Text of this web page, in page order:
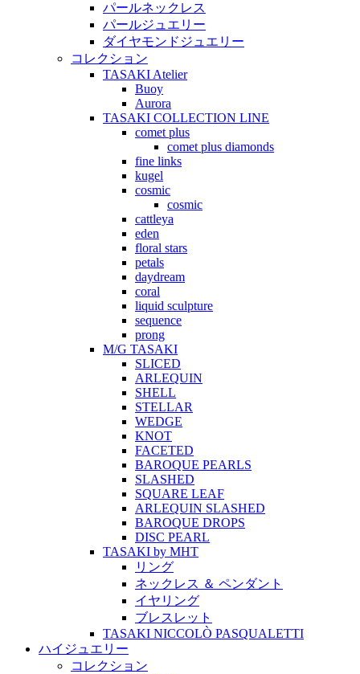
パールネックレス
パールジュエリー
ダイヤモンドジュエリー
コレクション
TASAKI Atelier
Buoy
Aurora
TASAKI COLLECTION LINE
comet plus
comet plus diamonds
fine links
kugel
cosmic
cosmic
cattleya
eden
floral stars
petals
daydream
coral
liquid sculpture
sequence
prong
M/G TASAKI
SLICED
ARLEQUIN
SHELL
STELLAR
WEDGE
KNOT
FACETED
BAROQUE PEARLS
SLASHED
SQUARE LEAF
ARLEQUIN SLASHED
BAROQUE DROPS
DISC PEARL
TASAKI by MHT
リング
ネックレス ＆ ペンダント
イヤリング
ブレスレット
TASAKI NICCOLÒ PASQUALETTI
ハイジュエリー
コレクション